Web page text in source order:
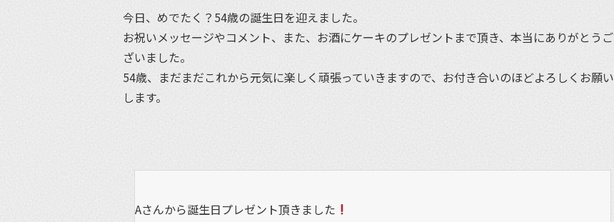
今日、めでたく？54歳の誕生日を迎えました。
お祝いメッセージやコメント、また、お酒にケーキのプレゼントまで頂き、本当にありがとうご
ざいました。
54歳、まだまだこれから元気に楽しく頑張っていきますので、お付き合いのほどよろしくお願い
します。
Aさんから誕生日プレゼント頂きました